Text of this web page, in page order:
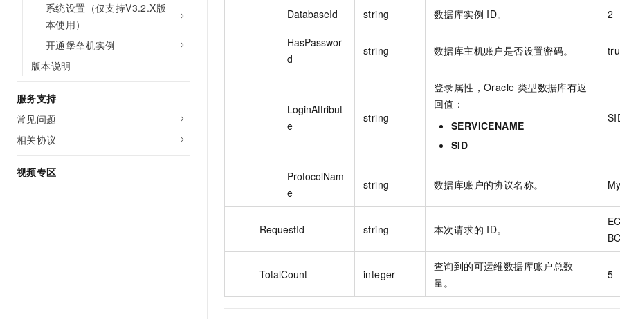
系统设置（仅支持V3.2.X版
本使用）
开通堡垒机实例
版本说明
服务支持
常见问题
相关协议
视频专区
DatabaseId string 数据库实例 ID。 2
HasPasswor
d
string 数据库主机账户是否设置密码。
LoginAttribut
e
string
登录属性，Oracle 类型数据库有返
回值：
SERVICENAME
SID
ProtocolNam
e
string 数据库账户的协议名称。
RequestId string 本次请求的 ID。
TotalCount integer
查询到的可运维数据库账户总数
量。
5